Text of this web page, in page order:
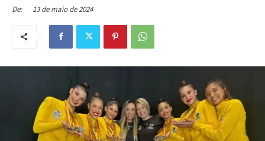
De: 13 de maio de 2024